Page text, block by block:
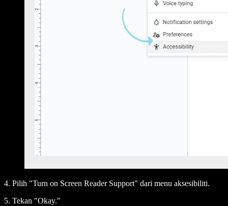
4. Pilih "Turn on Screen Reader Support" dari menu aksesibiliti.
5. Tekan "Okay."